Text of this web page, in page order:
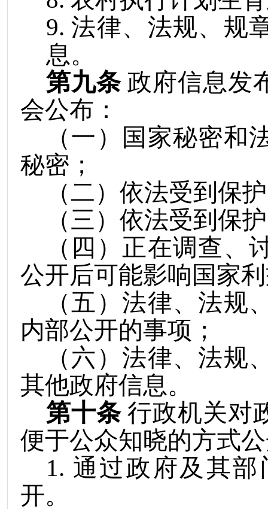
9.法律、法规、规
息。
第九条 政府信息发
会公布：
（一）国家秘密和
秘密；
（二）依法受到保
（三）依法受到保
（四）正在调查、
公开后可能影响国家
（五）法律、法规
内部公开的事项；
（六）法律、法规
其他政府信息。
第十条 行政机关对
便于公众知晓的方式
1. 通过政府及其
开。